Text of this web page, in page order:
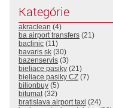
Kategórie
akraclean (4)
ba airport transfers (21)
baclinic (11)
bavaris sk (30)
bazenservis (3)
bieliace pasiky (21)
bieliace pasiky CZ (7)
bilionbuy (5)
bitumat(32)
bratislava airport taxi (24)